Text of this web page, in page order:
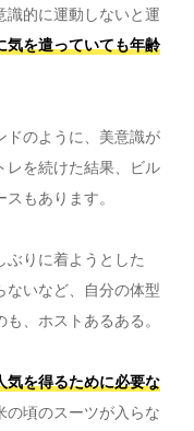
識的に運動しないと運
気を遣っていても年齢
ドのように、美意識が
レを続けた結果、ビル
もあります。
ぶりに着ようとした
ないなど、自分の体型
、ホストあるある。
気を得るために必要な
の頃のスーツが入らな